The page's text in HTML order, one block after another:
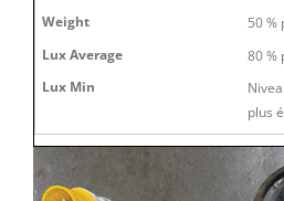
50 %
80 %
plus